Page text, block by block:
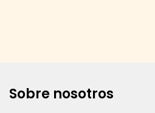
Sobre nosotros